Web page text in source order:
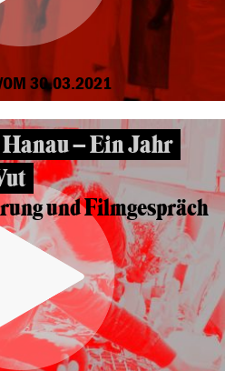
30.03.2021
– Ein Jahr
und Filmgespräch